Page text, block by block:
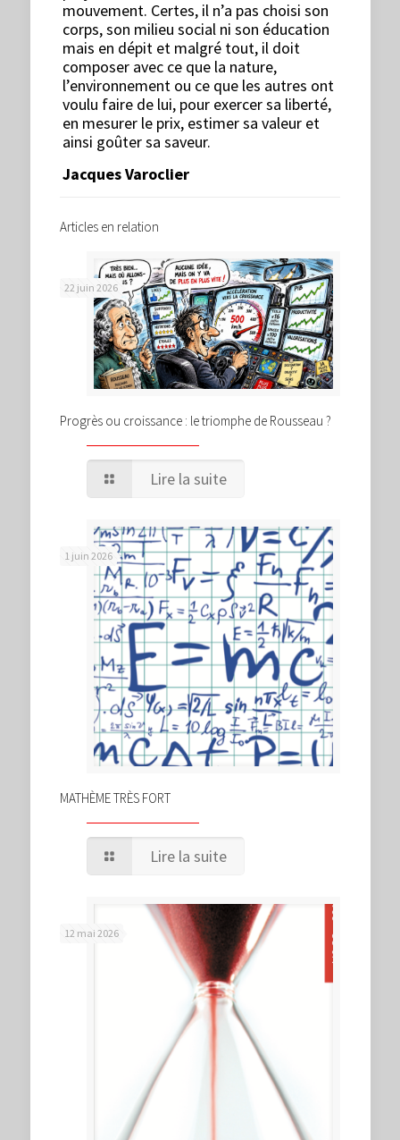
mouvement. Certes, il n’a pas choisi son
corps, son milieu social ni son éducation
mais en dépit et malgré tout, il doit
composer avec ce que la nature,
l’environnement ou ce que les autres ont
voulu faire de lui, pour exercer sa liberté,
en mesurer le prix, estimer sa valeur et
ainsi goûter sa saveur.
Jacques Varoclier
Articles en relation
22 juin 2026
Progrès ou croissance : le triomphe de Rousseau ?
Lire la suite
1 juin 2026
MATHÈME TRÈS FORT
Lire la suite
12 mai 2026